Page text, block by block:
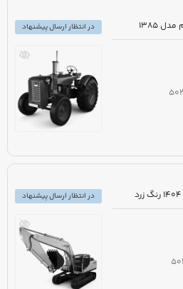
در انتظار ارسال پیشنهاد
در انتظار ارسال پیشنهاد